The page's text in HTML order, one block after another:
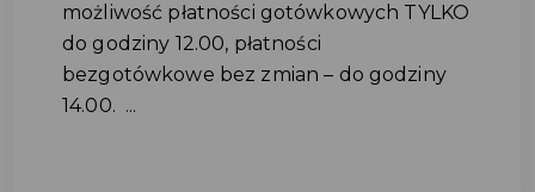
możliwość płatności gotówkowych TYLKO
do godziny 12.00, płatności
bezgotówkowe bez zmian – do godziny
14.00. ...